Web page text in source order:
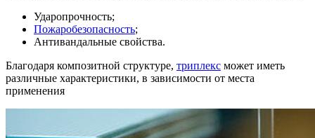
Ударопрочность;
Пожаробезопасность;
Антивандальные свойства.
Благодаря композитной структуре, триплекс может иметь
различные характеристики, в зависимости от места
применения